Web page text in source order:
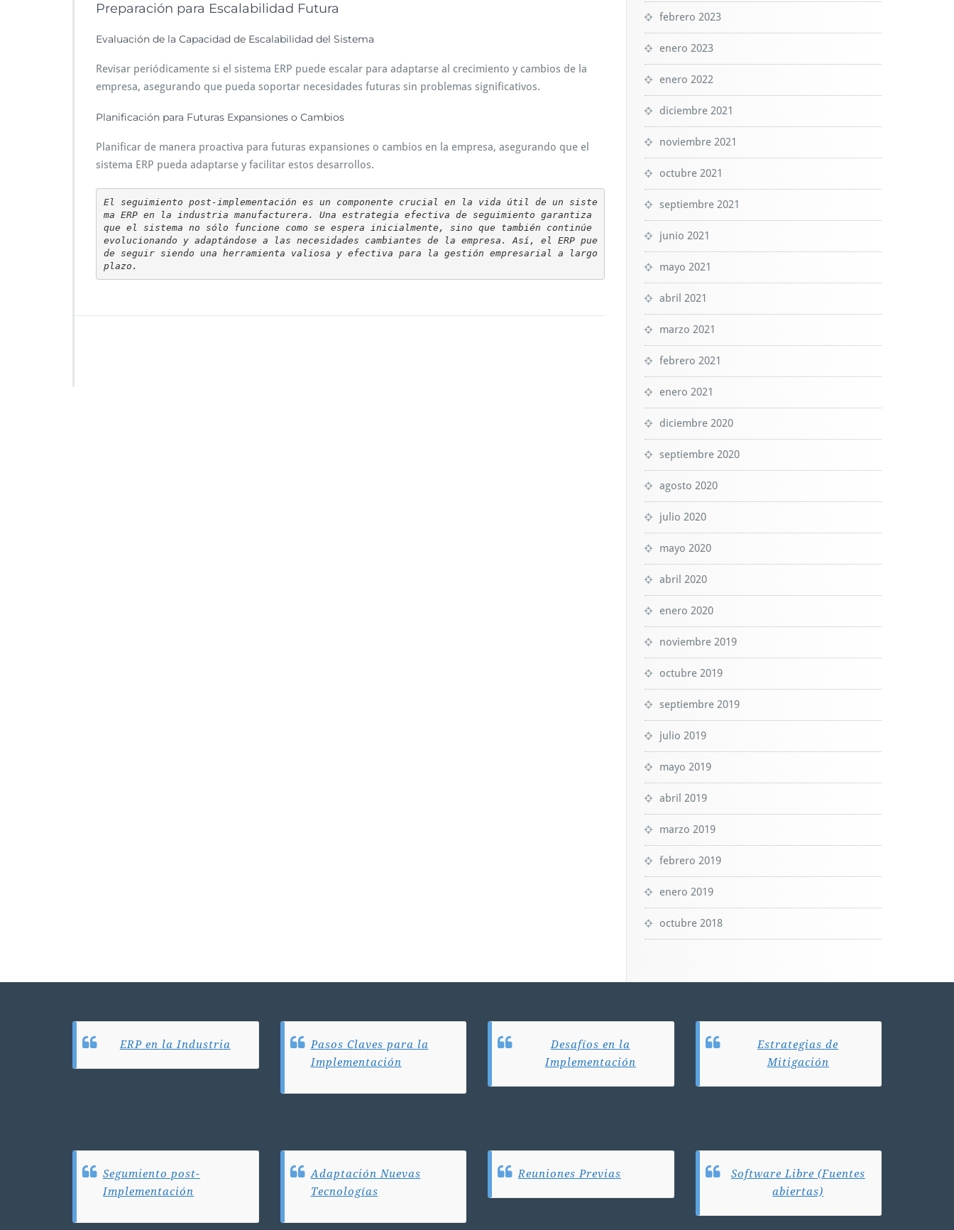
Preparación para Escalabilidad Futura
Evaluación de la Capacidad de Escalabilidad del Sistema
Revisar periódicamente si el sistema ERP puede escalar para adaptarse al crecimiento y cambios de la
empresa, asegurando que pueda soportar necesidades futuras sin problemas significativos.
Planificación para Futuras Expansiones o Cambios
Planificar de manera proactiva para futuras expansiones o cambios en la empresa, asegurando que el
sistema ERP pueda adaptarse y facilitar estos desarrollos.
El seguimiento post-implementación es un componente crucial en la vida útil de un siste
ma ERP en la industria manufacturera. Una estrategia efectiva de seguimiento garantiza
que el sistema no sólo funcione como se espera inicialmente, sino que también continúe
evolucionando y adaptándose a las necesidades cambiantes de la empresa. Así, el ERP pue
de seguir siendo una herramienta valiosa y efectiva para la gestión empresarial a largo
plazo.
febrero 2023
enero 2023
enero 2022
diciembre 2021
noviembre 2021
octubre 2021
septiembre 2021
junio 2021
mayo 2021
abril 2021
marzo 2021
febrero 2021
enero 2021
diciembre 2020
septiembre 2020
agosto 2020
julio 2020
mayo 2020
abril 2020
enero 2020
noviembre 2019
octubre 2019
septiembre 2019
julio 2019
mayo 2019
abril 2019
marzo 2019
febrero 2019
enero 2019
octubre 2018
ERP en la Industria
Pasos Claves para la
Implementación
Desafíos en la
Implementación
Estrategias de
Mitigación
Segumiento post-
Implementación
Adaptación Nuevas
Tecnologías
Reuniones Previas
Software Libre (Fuentes
abiertas)